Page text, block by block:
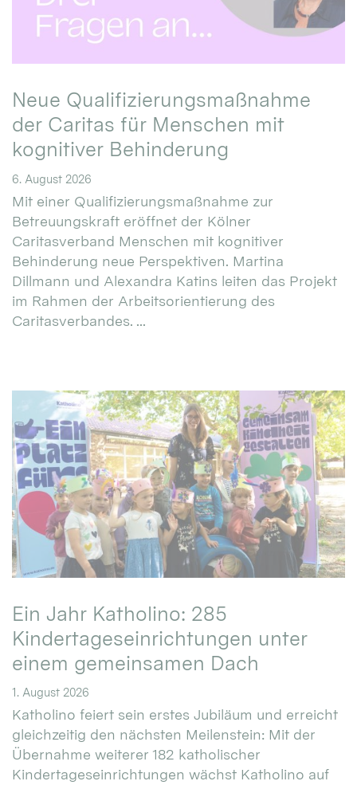
Neue Qualifizierungsmaßnahme
der Caritas für Menschen mit
kognitiver Behinderung
6. August 2026
Mit einer Qualifizierungsmaßnahme zur
Betreuungskraft eröffnet der Kölner
Caritasverband Menschen mit kognitiver
Behinderung neue Perspektiven. Martina
Dillmann und Alexandra Katins leiten das Projekt
im Rahmen der Arbeitsorientierung des
Caritasverbandes. ...
Ein Jahr Katholino: 285
Kindertageseinrichtungen unter
einem gemeinsamen Dach
1. August 2026
Katholino feiert sein erstes Jubiläum und erreicht
gleichzeitig den nächsten Meilenstein: Mit der
Übernahme weiterer 182 katholischer
Kindertageseinrichtungen wächst Katholino auf